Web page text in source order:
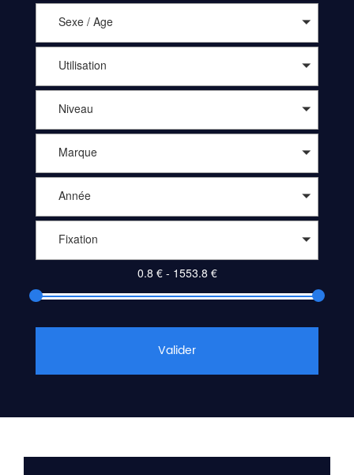
Sexe / Age
Utilisation
Niveau
Marque
Année
Fixation
Valider